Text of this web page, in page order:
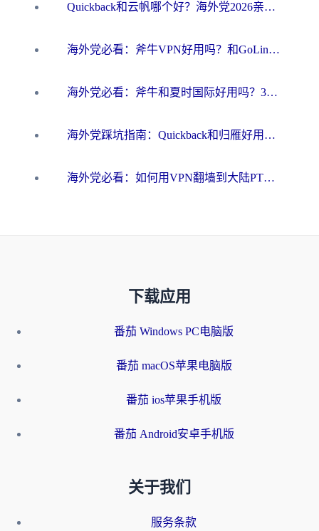
Quickback和云帆哪个好？海外党2026亲测指南：选对加速器大陆工具，无缝刷国内剧玩国服
海外党必看：斧牛VPN好用吗？和GoLinkVPN对比哪个回国效果更好？
海外党必看：斧牛和夏时国际好用吗？3步选对回国加速器，无缝刷国内资源
海外党踩坑指南：Quickback和归雁好用吗？选对加速器才能无缝刷国内资源
海外党必看：如何用VPN翻墙到大陆PTT？一篇解决你所有回国加速痛点
下载应用
番茄 Windows PC电脑版
番茄 macOS苹果电脑版
番茄 ios苹果手机版
番茄 Android安卓手机版
关于我们
服务条款